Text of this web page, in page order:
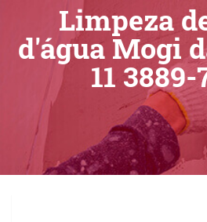
Limpeza
d'água Mogi
11